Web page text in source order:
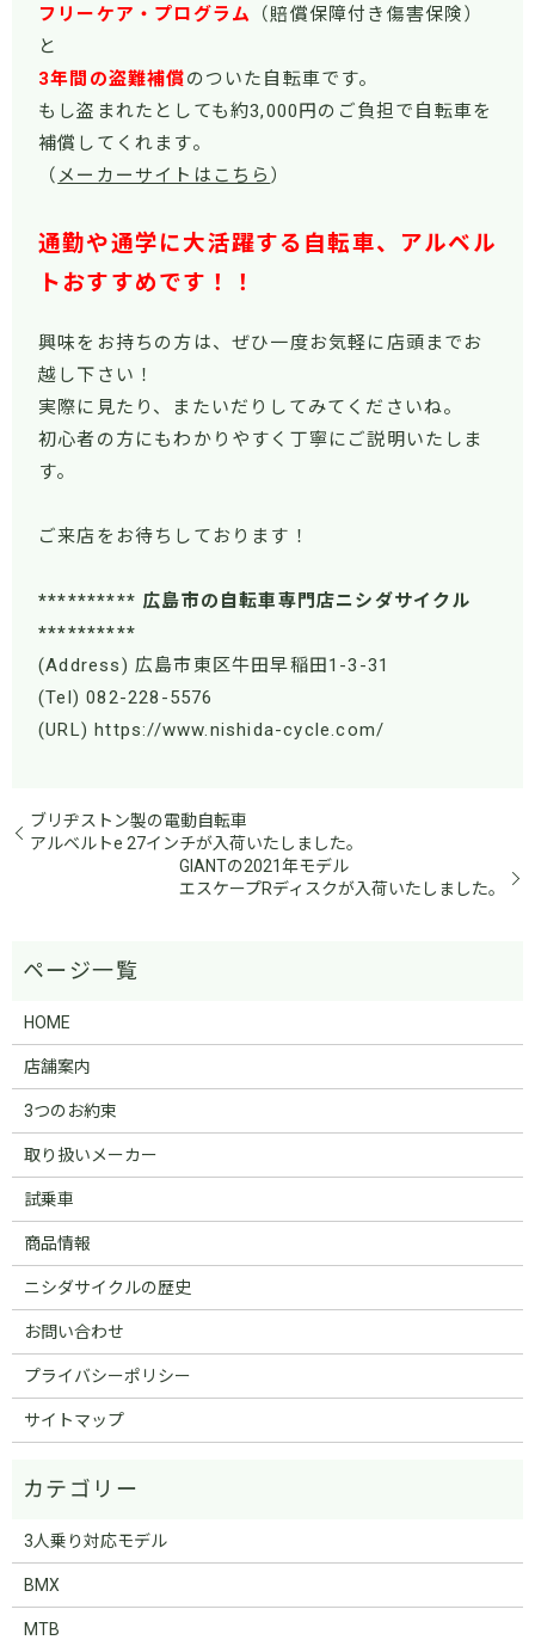
フリーケア・プログラム
（賠償保障付き傷害保険）
と
3年間の盗難補償のついた自転車です。
もし盗まれたとしても約3,000円のご負担で自転車を
補償してくれます。
（ メーカーサイトはこちら ）
通勤や通学に大活躍する自転車、アルベル
トおすすめです！！
興味をお持ちの方は、ぜひ一度お気軽に店頭までお
越し下さい！
実際に見たり、またいだりしてみてくださいね。
初心者の方にもわかりやすく丁寧にご説明いたしま
す。
ご来店をお待ちしております！
********** 広島市の自転車専門店ニシダサイクル
**********
(Address) 広島市東区牛田早稲田1-3-31
(Tel) 082-228-5576
(URL) https://www.nishida-cycle.com/
ブリヂストン製の電動自転車
アルベルトe 27インチが入荷いたしました。
GIANTの2021年モデル
エスケープRディスクが入荷いたしました。
HOME
店舗案内
3つのお約束
取り扱いメーカー
試乗車
商品情報
ニシダサイクルの歴史
お問い合わせ
プライバシーポリシー
サイトマップ
3人乗り対応モデル
BMX
MTB